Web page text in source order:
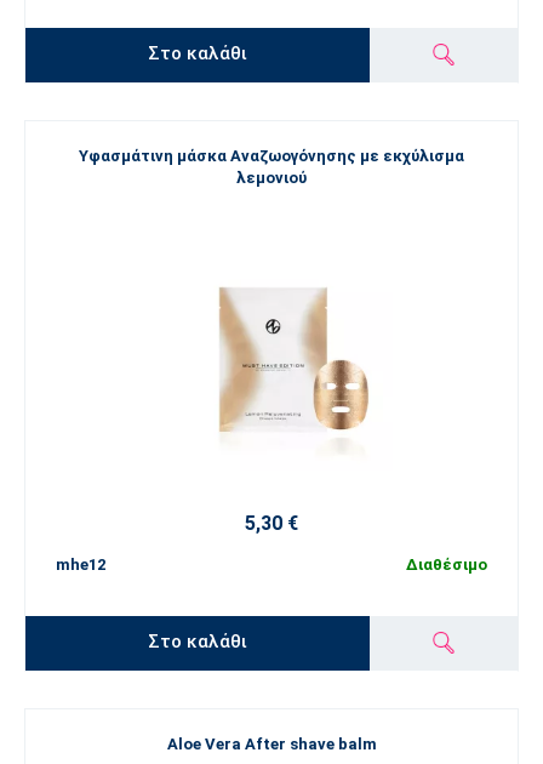
Στο καλάθι
Υφασμάτινη μάσκα Αναζωογόνησης με εκχύλισμα
λεμονιού
5,30 €
mhe12 Διαθέσιμο
Στο καλάθι
Aloe Vera After shave balm